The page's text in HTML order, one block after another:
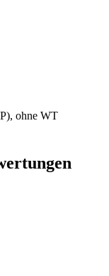
ohne WT